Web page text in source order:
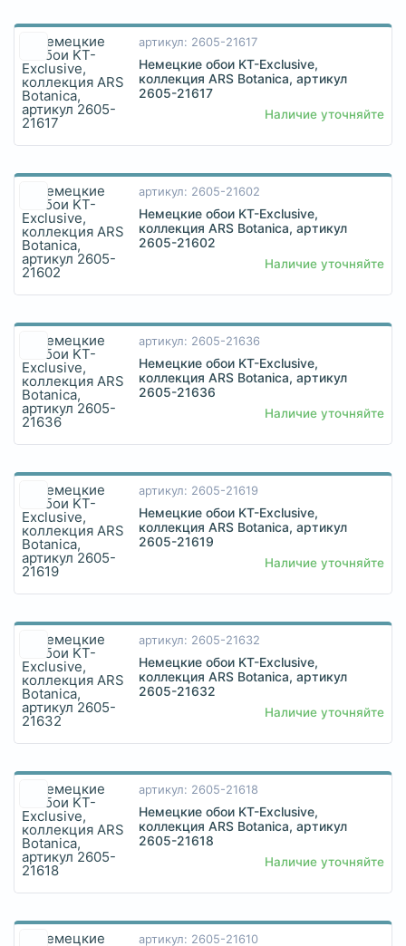
артикул: 2605-21617
Немецкие обои KT-Exclusive,
коллекция ARS Botanica, артикул
2605-21617
Наличие уточняйте
артикул: 2605-21602
Немецкие обои KT-Exclusive,
коллекция ARS Botanica, артикул
2605-21602
Наличие уточняйте
артикул: 2605-21636
Немецкие обои KT-Exclusive,
коллекция ARS Botanica, артикул
2605-21636
Наличие уточняйте
артикул: 2605-21619
Немецкие обои KT-Exclusive,
коллекция ARS Botanica, артикул
2605-21619
Наличие уточняйте
артикул: 2605-21632
Немецкие обои KT-Exclusive,
коллекция ARS Botanica, артикул
2605-21632
Наличие уточняйте
артикул: 2605-21618
Немецкие обои KT-Exclusive,
коллекция ARS Botanica, артикул
2605-21618
Наличие уточняйте
артикул: 2605-21610